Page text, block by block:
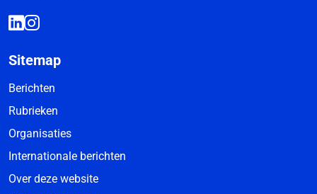
Sitemap
Berichten
Rubrieken
Organisaties
Internationale berichten
Over deze website